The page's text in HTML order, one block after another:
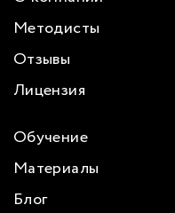
Методисты
Отзывы
Лицензия
Обучение
Материалы
Блог